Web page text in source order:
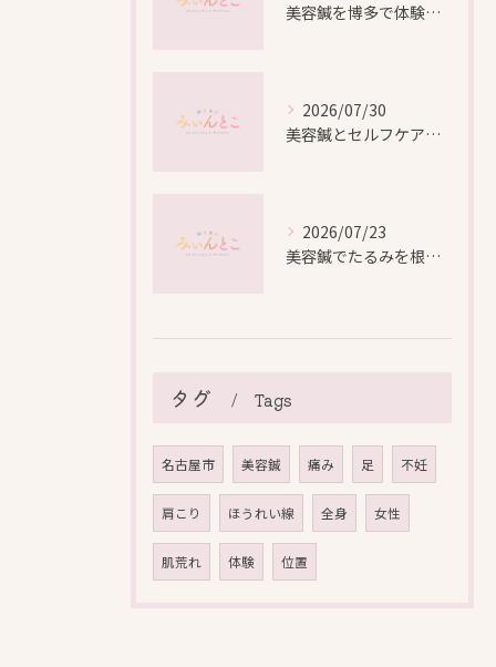
美容鍼を博多で体験する際の効果や安全性と料金比較徹底ガイド
2026/07/30
美容鍼とセルフケアで叶える愛知県名古屋市北区米が瀬町の新しい美しさ
2026/07/23
美容鍼でたるみを根本から改善し自然なリフトアップを叶える方法
タグ Tags
名古屋市 美容鍼 痛み 足 不妊
肩こり ほうれい線 全身 女性
肌荒れ 体験 位置